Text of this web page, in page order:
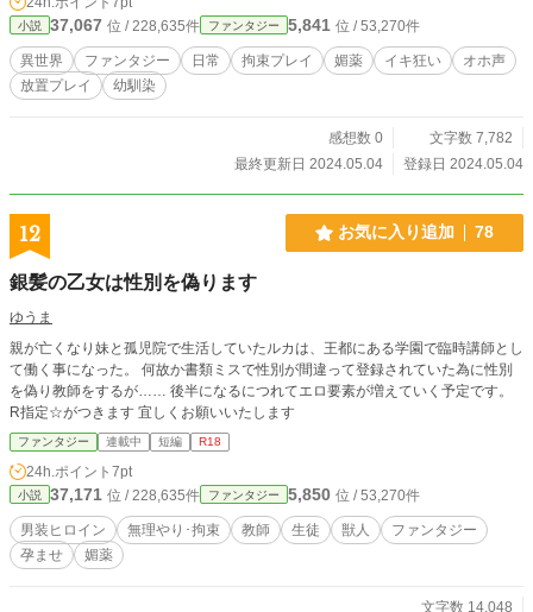
小説 37,067 位 / 228,635件 ファンタジー 5,841 位 / 53,270件
異世界 ファンタジー 日常 拘束プレイ 媚薬 イキ狂い
オホ声
放置プレイ
幼馴染
感想数 0
文字数 7,782
最終更新日 2024.05.04
登録日 2024.05.04
12 お気に入り追加 78
銀髪の乙女は性別を偽ります
ゆうま
親が亡くなり妹と孤児院で生活していたルカは、王都にある学園で臨時講師とし
て働く事になった。 何故か書類ミスで性別が間違って登録されていた為に性別
を偽り教師をするが…… 後半になるにつれてエロ要素が増えていく予定です。
R指定☆がつきます 宜しくお願いいたします
ファンタジー 連載中 短編 R18
24h.ポイント 7pt
小説 37,171 位 / 228,635件 ファンタジー 5,850 位 / 53,270件
男装ヒロイン 無理やり･拘束 教師 生徒 獣人
ファンタジー
孕ませ
媚薬
文字数 14,048